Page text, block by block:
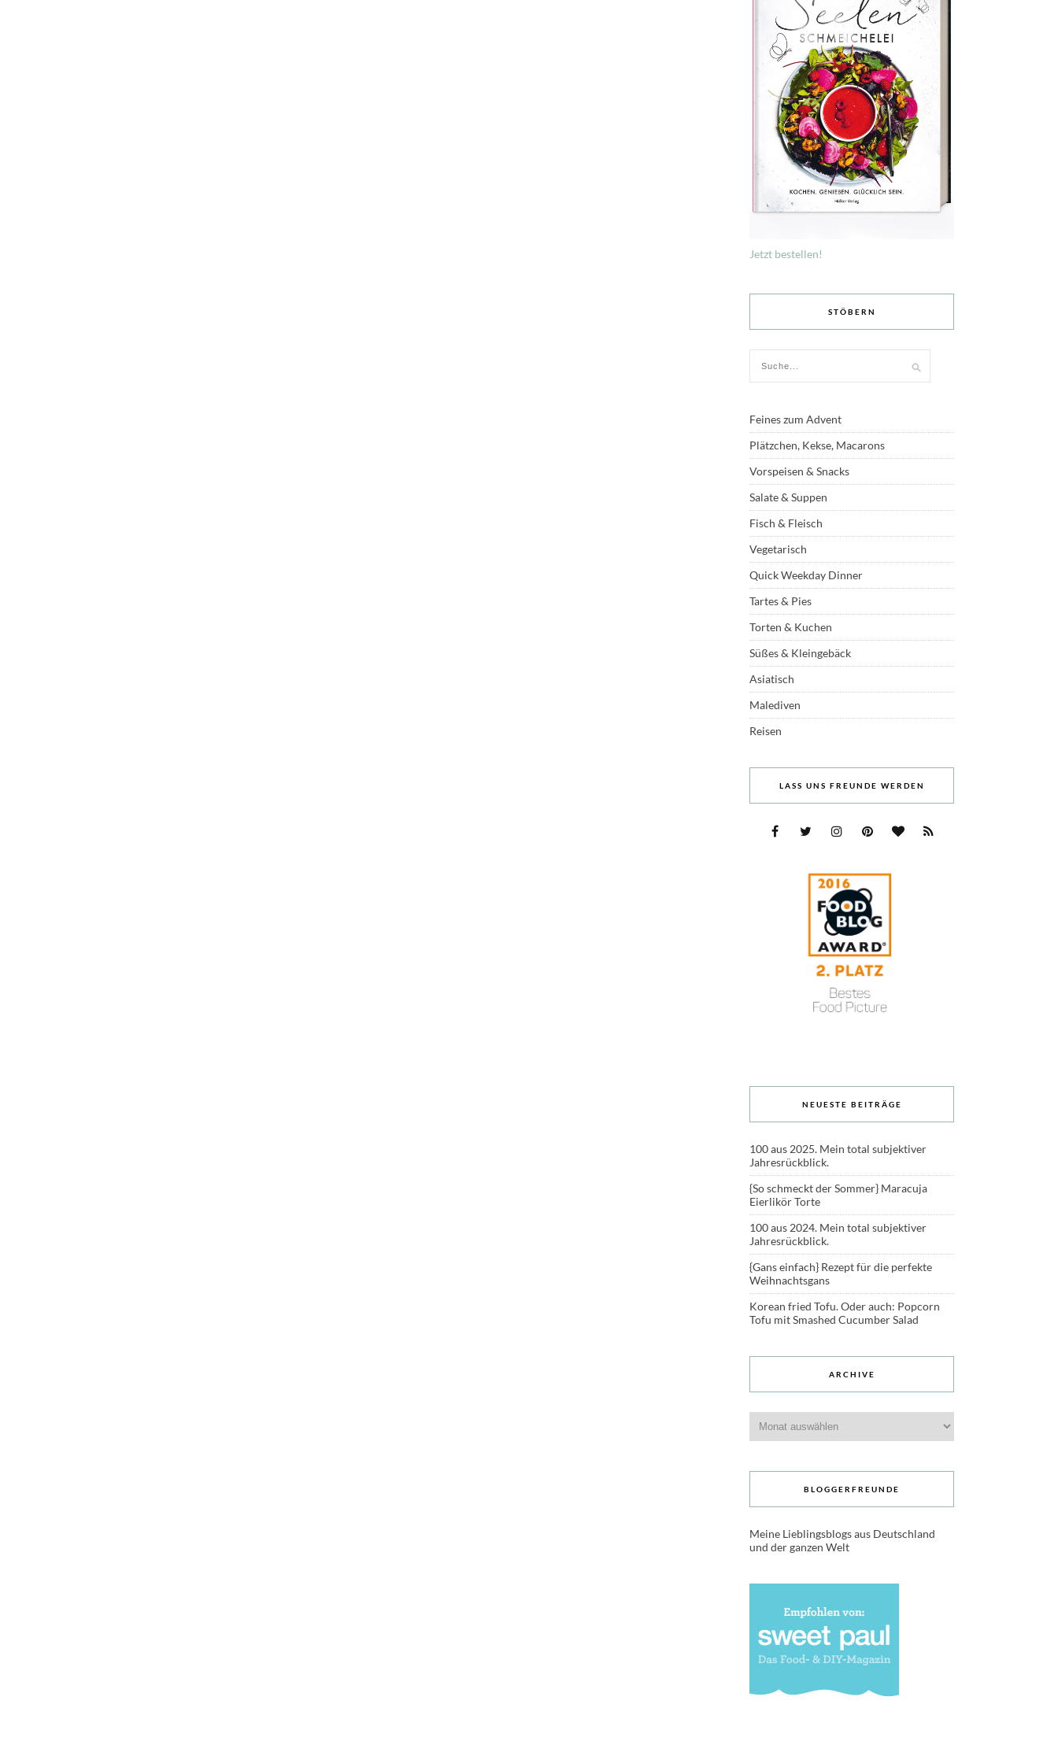
Jetzt bestellen!
STÖBERN
Feines zum Advent
Plätzchen, Kekse, Macarons
Vorspeisen & Snacks
Salate & Suppen
Fisch & Fleisch
Vegetarisch
Quick Weekday Dinner
Tartes & Pies
Torten & Kuchen
Süßes & Kleingebäck
Asiatisch
Malediven
Reisen
LASS UNS FREUNDE WERDEN
NEUESTE BEITRÄGE
100 aus 2025. Mein total subjektiver
Jahresrückblick.
{So schmeckt der Sommer} Maracuja
Eierlikör Torte
100 aus 2024. Mein total subjektiver
Jahresrückblick.
{Gans einfach} Rezept für die perfekte
Weihnachtsgans
Korean fried Tofu. Oder auch: Popcorn
Tofu mit Smashed Cucumber Salad
ARCHIVE
BLOGGERFREUNDE
Meine Lieblingsblogs aus Deutschland
und der ganzen Welt